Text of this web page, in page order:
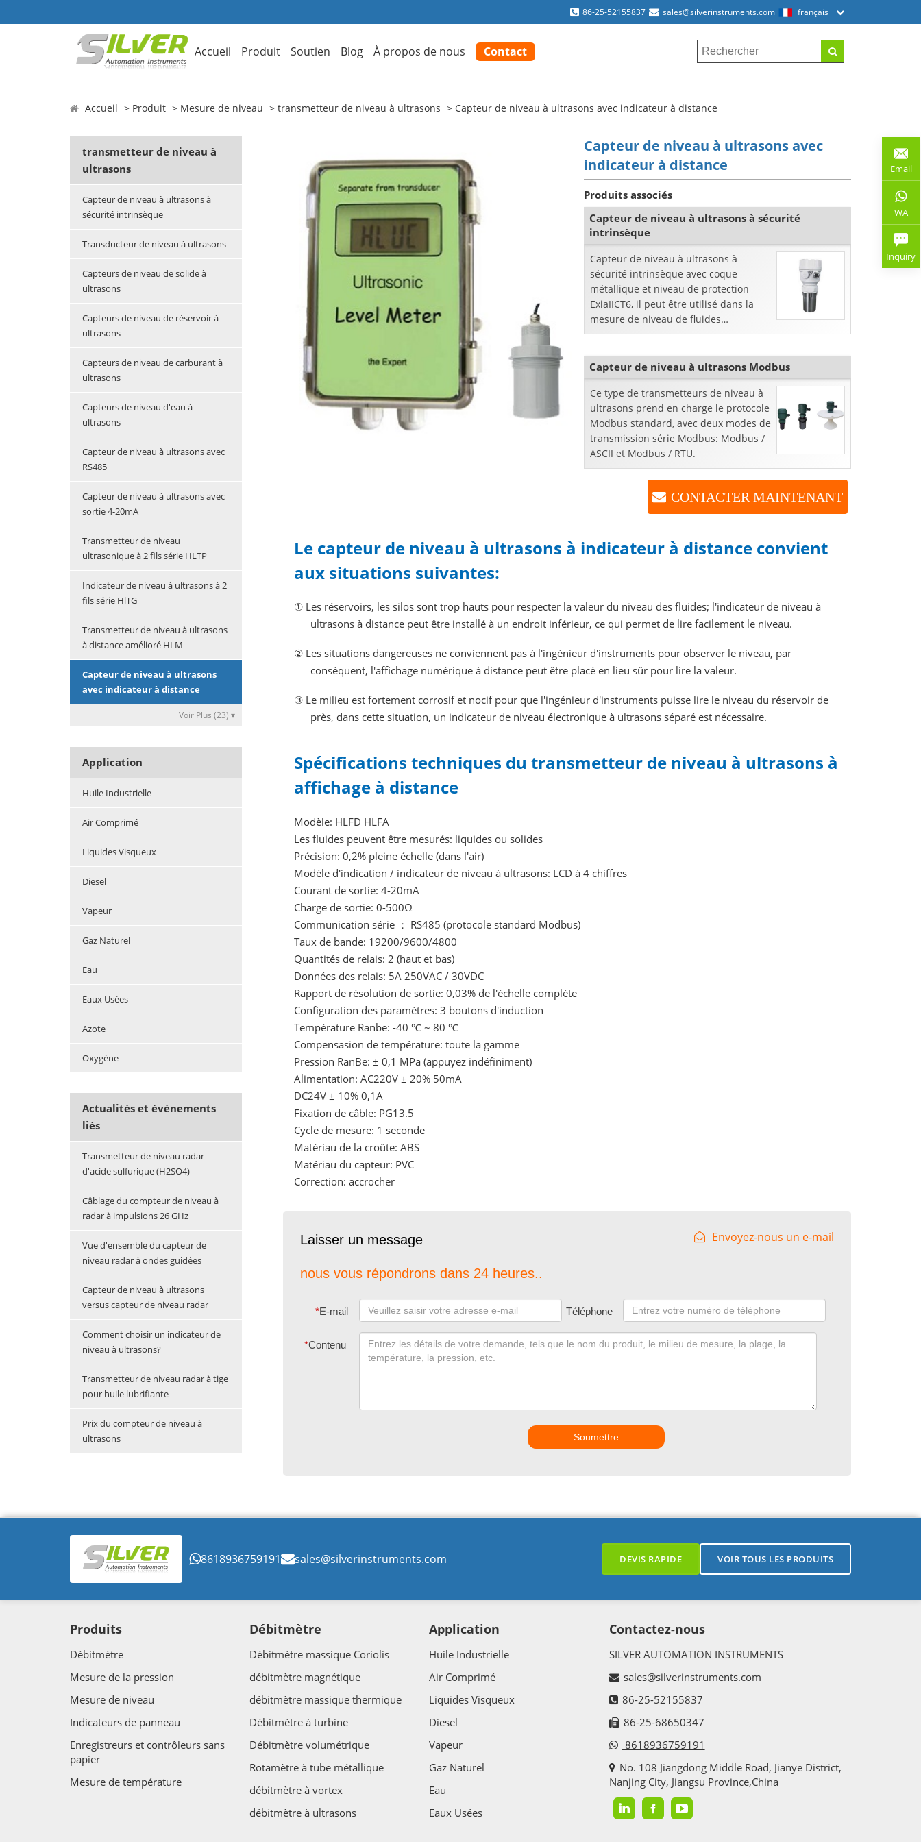
86-25-52155837 sales@silverinstruments.com français
Accueil Produit Soutien Blog À propos de nous Contact
Accueil Produit Mesure de niveau transmetteur de niveau à ultrasons Capteur de niveau à ultrasons avec indicateur à distance
transmetteur de niveau à
ultrasons
Capteur de niveau à ultrasons à
sécurité intrinsèque
Transducteur de niveau à ultrasons
Capteurs de niveau de solide à
ultrasons
Capteurs de niveau de réservoir à
ultrasons
Capteurs de niveau de carburant à
ultrasons
Capteurs de niveau d'eau à
ultrasons
Capteur de niveau à ultrasons avec
RS485
Capteur de niveau à ultrasons avec
sortie 4-20mA
Transmetteur de niveau
ultrasonique à 2 fils série HLTP
Indicateur de niveau à ultrasons à 2
fils série HlTG
Transmetteur de niveau à ultrasons
à distance amélioré HLM
Capteur de niveau à ultrasons
avec indicateur à distance
Voir Plus (23) ▾
Application
Huile Industrielle
Air Comprimé
Liquides Visqueux
Diesel
Vapeur
Gaz Naturel
Eau
Eaux Usées
Azote
Oxygène
Actualités et événements
liés
Transmetteur de niveau radar
d'acide sulfurique (H2SO4)
Câblage du compteur de niveau à
radar à impulsions 26 GHz
Vue d'ensemble du capteur de
niveau radar à ondes guidées
Capteur de niveau à ultrasons
versus capteur de niveau radar
Comment choisir un indicateur de
niveau à ultrasons?
Transmetteur de niveau radar à tige
pour huile lubrifiante
Prix du compteur de niveau à
ultrasons
Capteur de niveau à ultrasons avec
indicateur à distance
Produits associés
Capteur de niveau à ultrasons à sécurité
intrinsèque
Capteur de niveau à ultrasons à
sécurité intrinsèque avec coque
métallique et niveau de protection
ExiaIICT6, il peut être utilisé dans la
mesure de niveau de fluides
inflammables, tels que la mesure de
d'huile.
Capteur de niveau à ultrasons Modbus
Ce type de transmetteurs de niveau à
ultrasons prend en charge le protocole
Modbus standard, avec deux modes de
transmission série Modbus: Modbus /
ASCII et Modbus / RTU.
CONTACTER MAINTENANT
Le capteur de niveau à ultrasons à indicateur à distance convient
aux situations suivantes:
① Les réservoirs, les silos sont trop hauts pour respecter la valeur du niveau des fluides; l'indicateur de niveau à
ultrasons à distance peut être installé à un endroit inférieur, ce qui permet de lire facilement le niveau.
② Les situations dangereuses ne conviennent pas à l'ingénieur d'instruments pour observer le niveau, par
conséquent, l'affichage numérique à distance peut être placé en lieu sûr pour lire la valeur.
③ Le milieu est fortement corrosif et nocif pour que l'ingénieur d'instruments puisse lire le niveau du réservoir de
près, dans cette situation, un indicateur de niveau électronique à ultrasons séparé est nécessaire.
Spécifications techniques du transmetteur de niveau à ultrasons à
affichage à distance
Modèle: HLFD HLFA
Les fluides peuvent être mesurés: liquides ou solides
Précision: 0,2% pleine échelle (dans l'air)
Modèle d'indication / indicateur de niveau à ultrasons: LCD à 4 chiffres
Courant de sortie: 4-20mA
Charge de sortie: 0-500Ω
Communication série ： RS485 (protocole standard Modbus)
Taux de bande: 19200/9600/4800
Quantités de relais: 2 (haut et bas)
Données des relais: 5A 250VAC / 30VDC
Rapport de résolution de sortie: 0,03% de l'échelle complète
Configuration des paramètres: 3 boutons d'induction
Température Ranbe: -40 ℃ ~ 80 ℃
Compensasion de température: toute la gamme
Pression RanBe: ± 0,1 MPa (appuyez indéfiniment)
Alimentation: AC220V ± 20% 50mA
DC24V ± 10% 0,1A
Fixation de câble: PG13.5
Cycle de mesure: 1 seconde
Matériau de la croûte: ABS
Matériau du capteur: PVC
Correction: accrocher
Laisser un message Envoyez-nous un e-mail
nous vous répondrons dans 24 heures..
*E-mail Téléphone
*Contenu
Soumettre
8618936759191 sales@silverinstruments.com DEVIS RAPIDE VOIR TOUS LES PRODUITS
Produits
Débitmètre
Mesure de la pression
Mesure de niveau
Indicateurs de panneau
Enregistreurs et contrôleurs sans
papier
Mesure de température
Débitmètre
Débitmètre massique Coriolis
débitmètre magnétique
débitmètre massique thermique
Débitmètre à turbine
Débitmètre volumétrique
Rotamètre à tube métallique
débitmètre à vortex
débitmètre à ultrasons
Application
Huile Industrielle
Air Comprimé
Liquides Visqueux
Diesel
Vapeur
Gaz Naturel
Eau
Eaux Usées
Contactez-nous
SILVER AUTOMATION INSTRUMENTS
sales@silverinstruments.com
86-25-52155837
86-25-68650347
8618936759191
No. 108 Jiangdong Middle Road, Jianye District,
Nanjing City, Jiangsu Province,China
Email
WA
Inquiry